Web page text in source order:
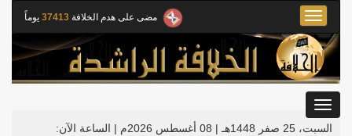
مضى على هدم الخلافة 37413 يوماً
Toggle
navigation
السبت، 25 صفر 1448هـ | 08 أغسطس 2026م |
الساعة الآن: